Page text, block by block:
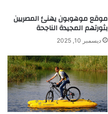
موقع موهوبون يهنئ المصريين
بثورتهم المجيدة الناجحة
ديسمبر 10, 2025